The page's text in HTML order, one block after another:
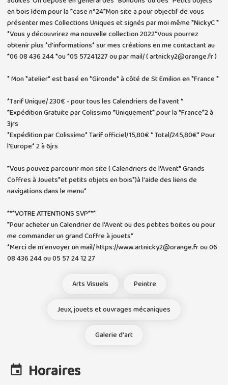
en bois Idem pour la *case n°24*Mon site a pour objectif de vous
présenter mes Collections Uniques et signés par moi même *NickyC *
*Vous y découvrirez ma nouvelle collection 2022*Vous pourrez
obtenir plus *d'informations* sur mes créations en me contactant au
*06 08 436 244 *ou *05 57241227 ou par mail/ ( artnicky2@orange.fr )
* Mon *atelier* est basé en *Gironde* à côté de St Emilion en *France *
*Tarif Unique/ 230€ - pour tous les Calendriers de l'avent *
*Expédition Gratuite par Colissimo *Uniquement* pour la *France*2 à
3jrs
*Expédition par Colissimo* Tarif officiel/15,80€ * Total/245,80€* Pour
l'Europe* 2 à 6jrs
*Vous pouvez parcourir mon site ( Calendriers de l'Avent* Grands
Coffres à Jouets*et petits objets en bois*)à l'aide des liens de
navigations dans le menu*
***VOTRE ATTENTIONS SVP***
*Pour acheter un Calendrier de l'Avent ou des petites boites ou pour
me commander un grand Coffre à jouets*
*Merci de m'envoyer un mail/ https://www.artnicky2@orange.fr ou 06
08 436 244 ou 05 57 24 12 27
Arts Visuels Peintre
Jeux, jouets et ouvrages mécaniques
Galerie d'art
Horaires